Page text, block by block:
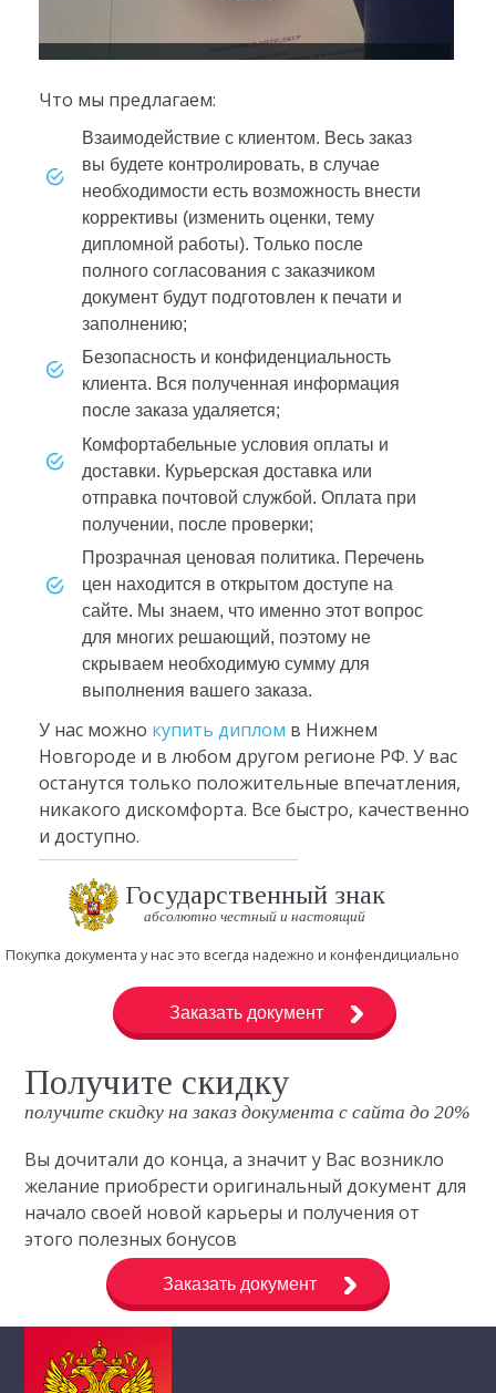
Что мы предлагаем:
взаимодействие с клиентом. Весь заказ
вы будете контролировать, в случае
необходимости есть возможность внести
коррективы (изменить оценки, тему
дипломной работы). Только после
полного согласования с заказчиком
документ будут подготовлен к печати и
заполнению;
безопасность и конфиденциальность
клиента. Вся полученная информация
после заказа удаляется;
комфортабельные условия оплаты и
доставки. Курьерская доставка или
отправка почтовой службой. Оплата при
получении, после проверки;
прозрачная ценовая политика. Перечень
цен находится в открытом доступе на
сайте. Мы знаем, что именно этот вопрос
для многих решающий, поэтому не
скрываем необходимую сумму для
выполнения вашего заказа.
У нас можно купить диплом в Нижнем
Новгороде и в любом другом регионе РФ. У вас
останутся только положительные впечатления,
никакого дискомфорта. Все быстро, качественно
и доступно.
Государственный знак
абсолютно честный и настоящий
Покупка документа у нас это всегда надежно и конфендициально
Заказать документ
Получите скидку
получите скидку на заказ документа с сайта до 20%
Вы дочитали до конца, а значит у Вас возникло
желание приобрести оригинальный документ для
начало своей новой карьеры и получения от
этого полезных бонусов
Заказать документ